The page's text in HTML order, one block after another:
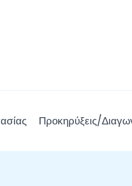
Προκηρύξεις/